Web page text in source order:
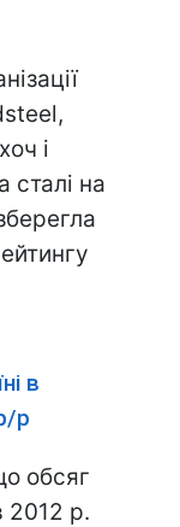
і
сталі на
в
р
обсяг
2012 р.